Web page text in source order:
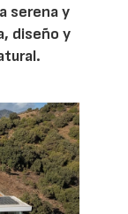
serena y
diseño y